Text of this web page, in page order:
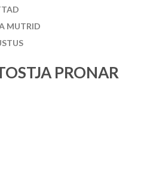
MUTRID
PRONAR